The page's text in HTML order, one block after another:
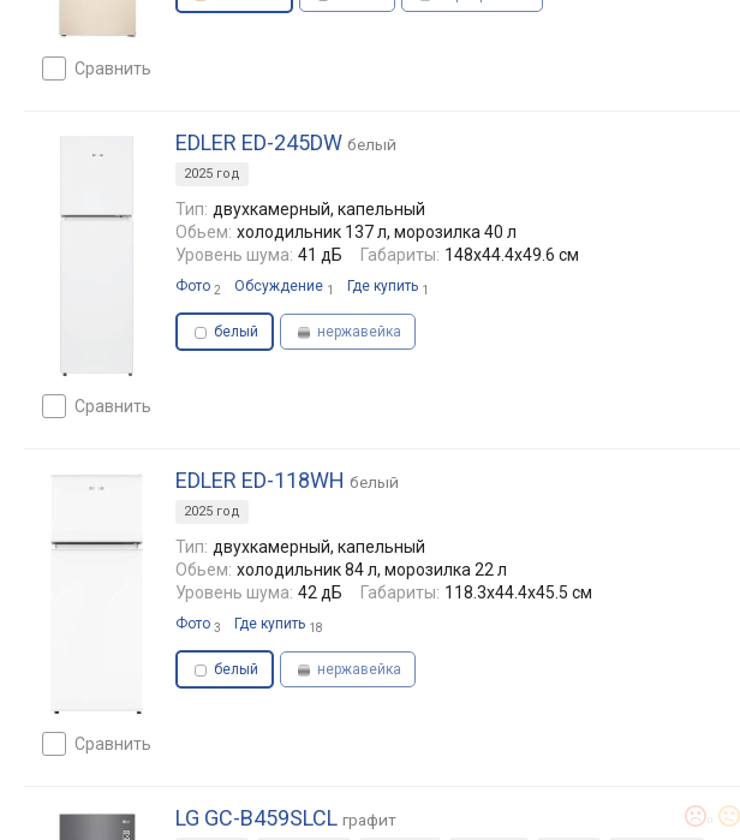
сравнить
сравнить
EDLER ED-245DW белый
2025 год
Тип: двухкамерный, капельный
Обьем: холодильник 137 л, морозилка 40 л
Уровень шума: 41 дБ Габариты: 148х44.4х49.6 см
Фото 2 Обсуждение 1 Где купить 1
белый нержавейка
сравнить
EDLER ED-118WH белый
2025 год
Тип: двухкамерный, капельный
Обьем: холодильник 84 л, морозилка 22 л
Уровень шума: 42 дБ Габариты: 118.3х44.4х45.5 см
Фото 3 Где купить 18
белый нержавейка
LG GC-B459SLCL графит